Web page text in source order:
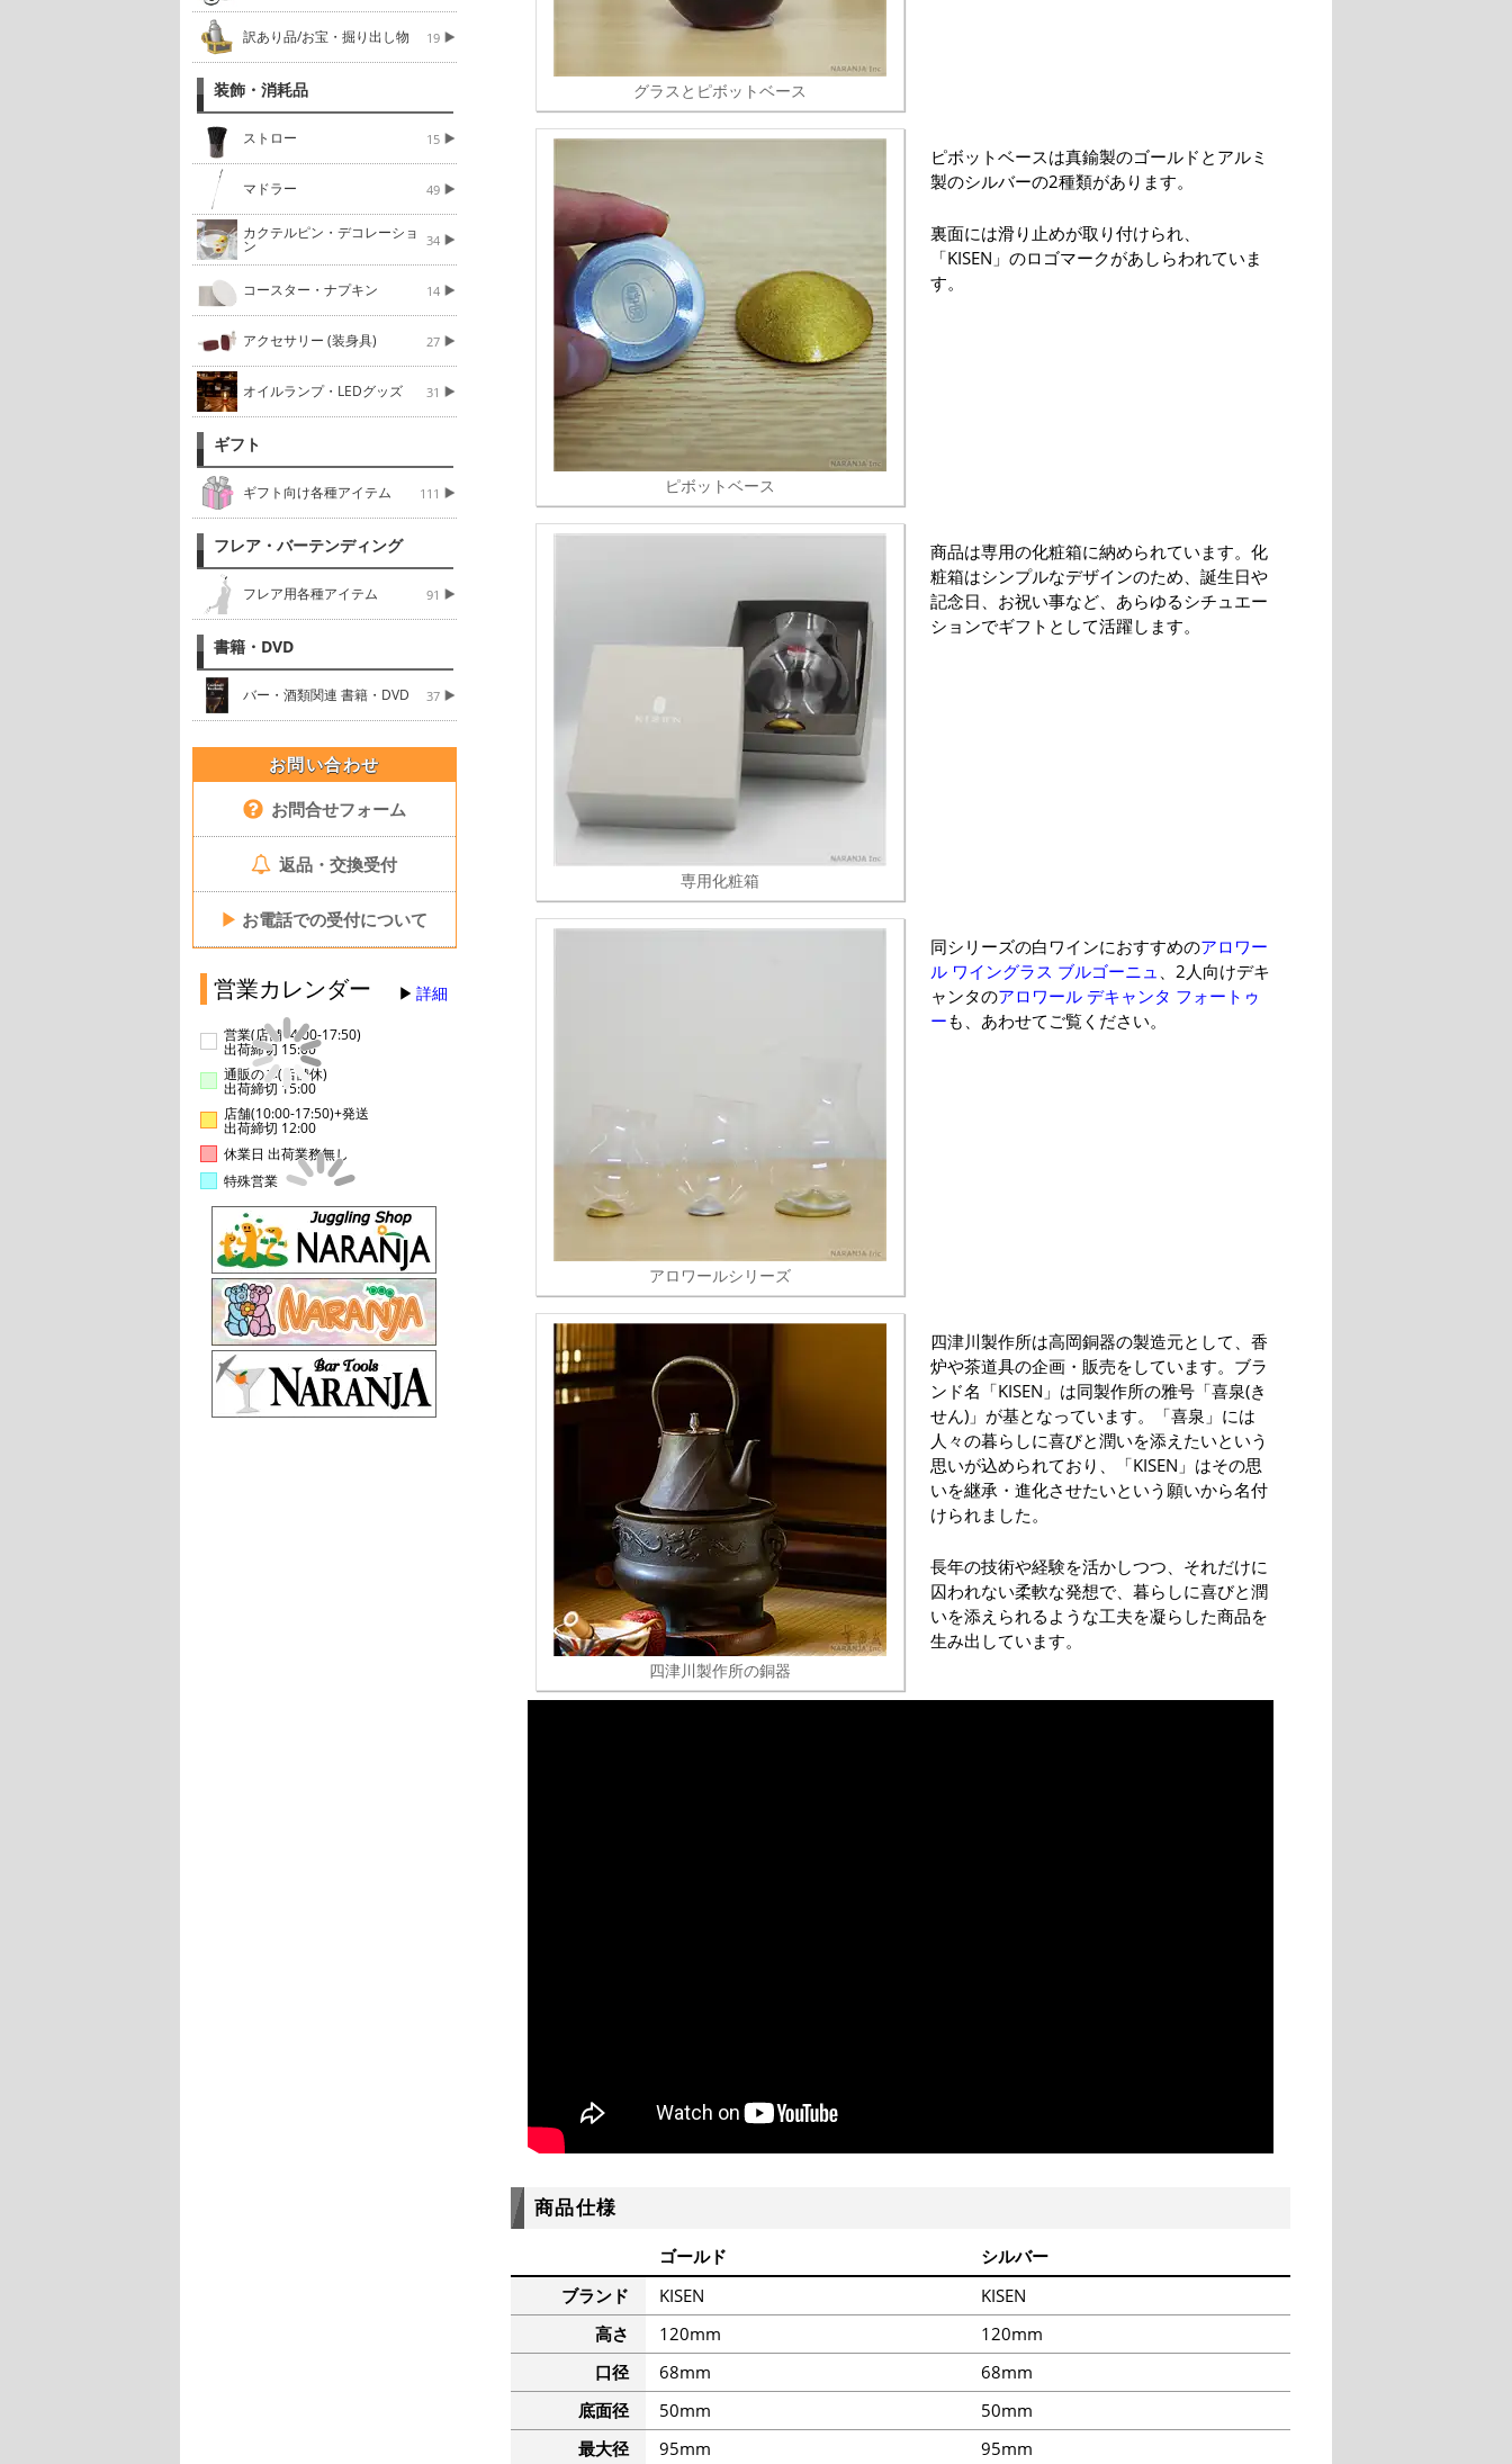
訳あり品/お宝・掘り出し物 19
装飾・消耗品
ストロー 15
マドラー 49
カクテルピン・デコレーショ
ン 34
コースター・ナプキン 14
アクセサリー (装身具) 27
オイルランプ・LEDグッズ 31
ギフト
ギフト向け各種アイテム 111
フレア・バーテンディング
フレア用各種アイテム 91
書籍・DVD
バー・酒類関連 書籍・DVD 37
お問い合わせ
お問合せフォーム
返品・交換受付
▶ お電話での受付について
営業カレンダー 詳細
営業(店舗14:00-17:50)
出荷締切 15:00
通販のみ(店舗休)
出荷締切 15:00
店舗(10:00-17:50)+発送
出荷締切 12:00
休業日 出荷業務無し
特殊営業
グラスとピボットベース
ピボットベース
ピボットベースは真鍮製のゴールドとアルミ
製のシルバーの2種類があります。
裏面には滑り止めが取り付けられ、
「KISEN」のロゴマークがあしらわれていま
す。
専用化粧箱
商品は専用の化粧箱に納められています。化
粧箱はシンプルなデザインのため、誕生日や
記念日、お祝い事など、あらゆるシチュエー
ションでギフトとして活躍します。
アロワールシリーズ
同シリーズの白ワインにおすすめのアロワー
ル ワイングラス ブルゴーニュ
、2人向けデキ
ャンタのアロワール デキャンタ フォートゥ
ーも、あわせてご覧ください。
四津川製作所の銅器
四津川製作所は高岡銅器の製造元として、香
炉や茶道具の企画・販売をしています。ブラ
ンド名「KISEN」は同製作所の雅号「喜泉(き
せん)」が基となっています。「喜泉」には
人々の暮らしに喜びと潤いを添えたいという
思いが込められており、「KISEN」はその思
いを継承・進化させたいという願いから名付
けられました。
長年の技術や経験を活かしつつ、それだけに
囚われない柔軟な発想で、暮らしに喜びと潤
いを添えられるような工夫を凝らした商品を
生み出しています。
商品仕様
ゴールド
ブランド
KISEN
高さ
120mm
口径
68mm
底面径
50mm
最大径
95mm
シルバー
KISEN
120mm
68mm
50mm
95mm